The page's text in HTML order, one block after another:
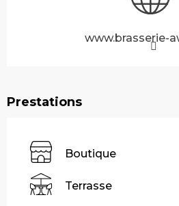
www.brasserie-
Prestations
Boutique
Terrasse